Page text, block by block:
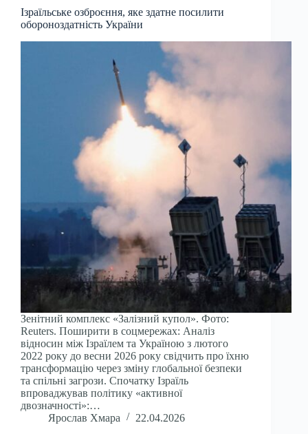
Ізраїльське озброєння, яке здатне посилити
обороноздатність України
Зенітний комплекс «Залізний купол». Фото:
Reuters. Поширити в соцмережах: Аналіз
відносин між Ізраїлем та Україною з лютого
2022 року до весни 2026 року свідчить про їхню
трансформацію через зміну глобальної безпеки
та спільні загрози. Спочатку Ізраїль
впроваджував політику «активної
двозначності»:…
Ярослав Хмара
22.04.2026